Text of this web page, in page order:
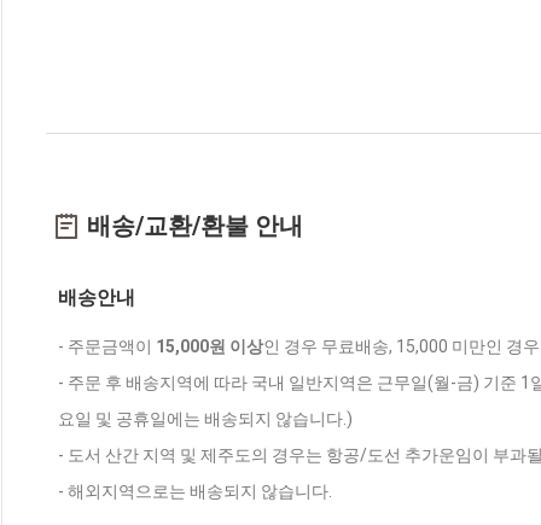
배송/교환/환불 안내
배송안내
- 주문금액이 15,000원 이상인 경우 무료배송, 15,000 미만인 경
- 주문 후 배송지역에 따라 국내 일반지역은 근무일(월-금) 기준
요일 및 공휴일에는 배송되지 않습니다.)
- 도서 산간 지역 및 제주도의 경우는 항공/도선 추가운임이 부과
- 해외지역으로는 배송되지 않습니다.